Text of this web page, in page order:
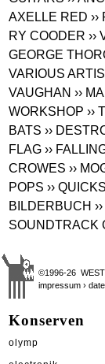
AXELLE RED
RY COODER ››
GEORGE
VARIOUS
VAUGHAN ››
WORKSHOP ››
BATS ››
FLAG ››
CROWES ››
POPS ››
BILDERBUCH
SOUNDTRACK
©1996-26
impressum ›
Konserven
olymp